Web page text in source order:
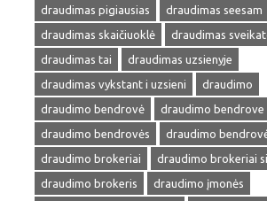
draudimas pigiausias
draudimas seesam
draudimas skaičiuoklė
draudimas
draudimas tai
draudimas uzsienyje
draudimas vykstant i uzsieni
draudimo
draudimo bendrovė
draudimo bendrove
draudimo bendrovės
draudimo
draudimo brokeriai
draudimo brokeriai
draudimo brokeris
draudimo įmonės